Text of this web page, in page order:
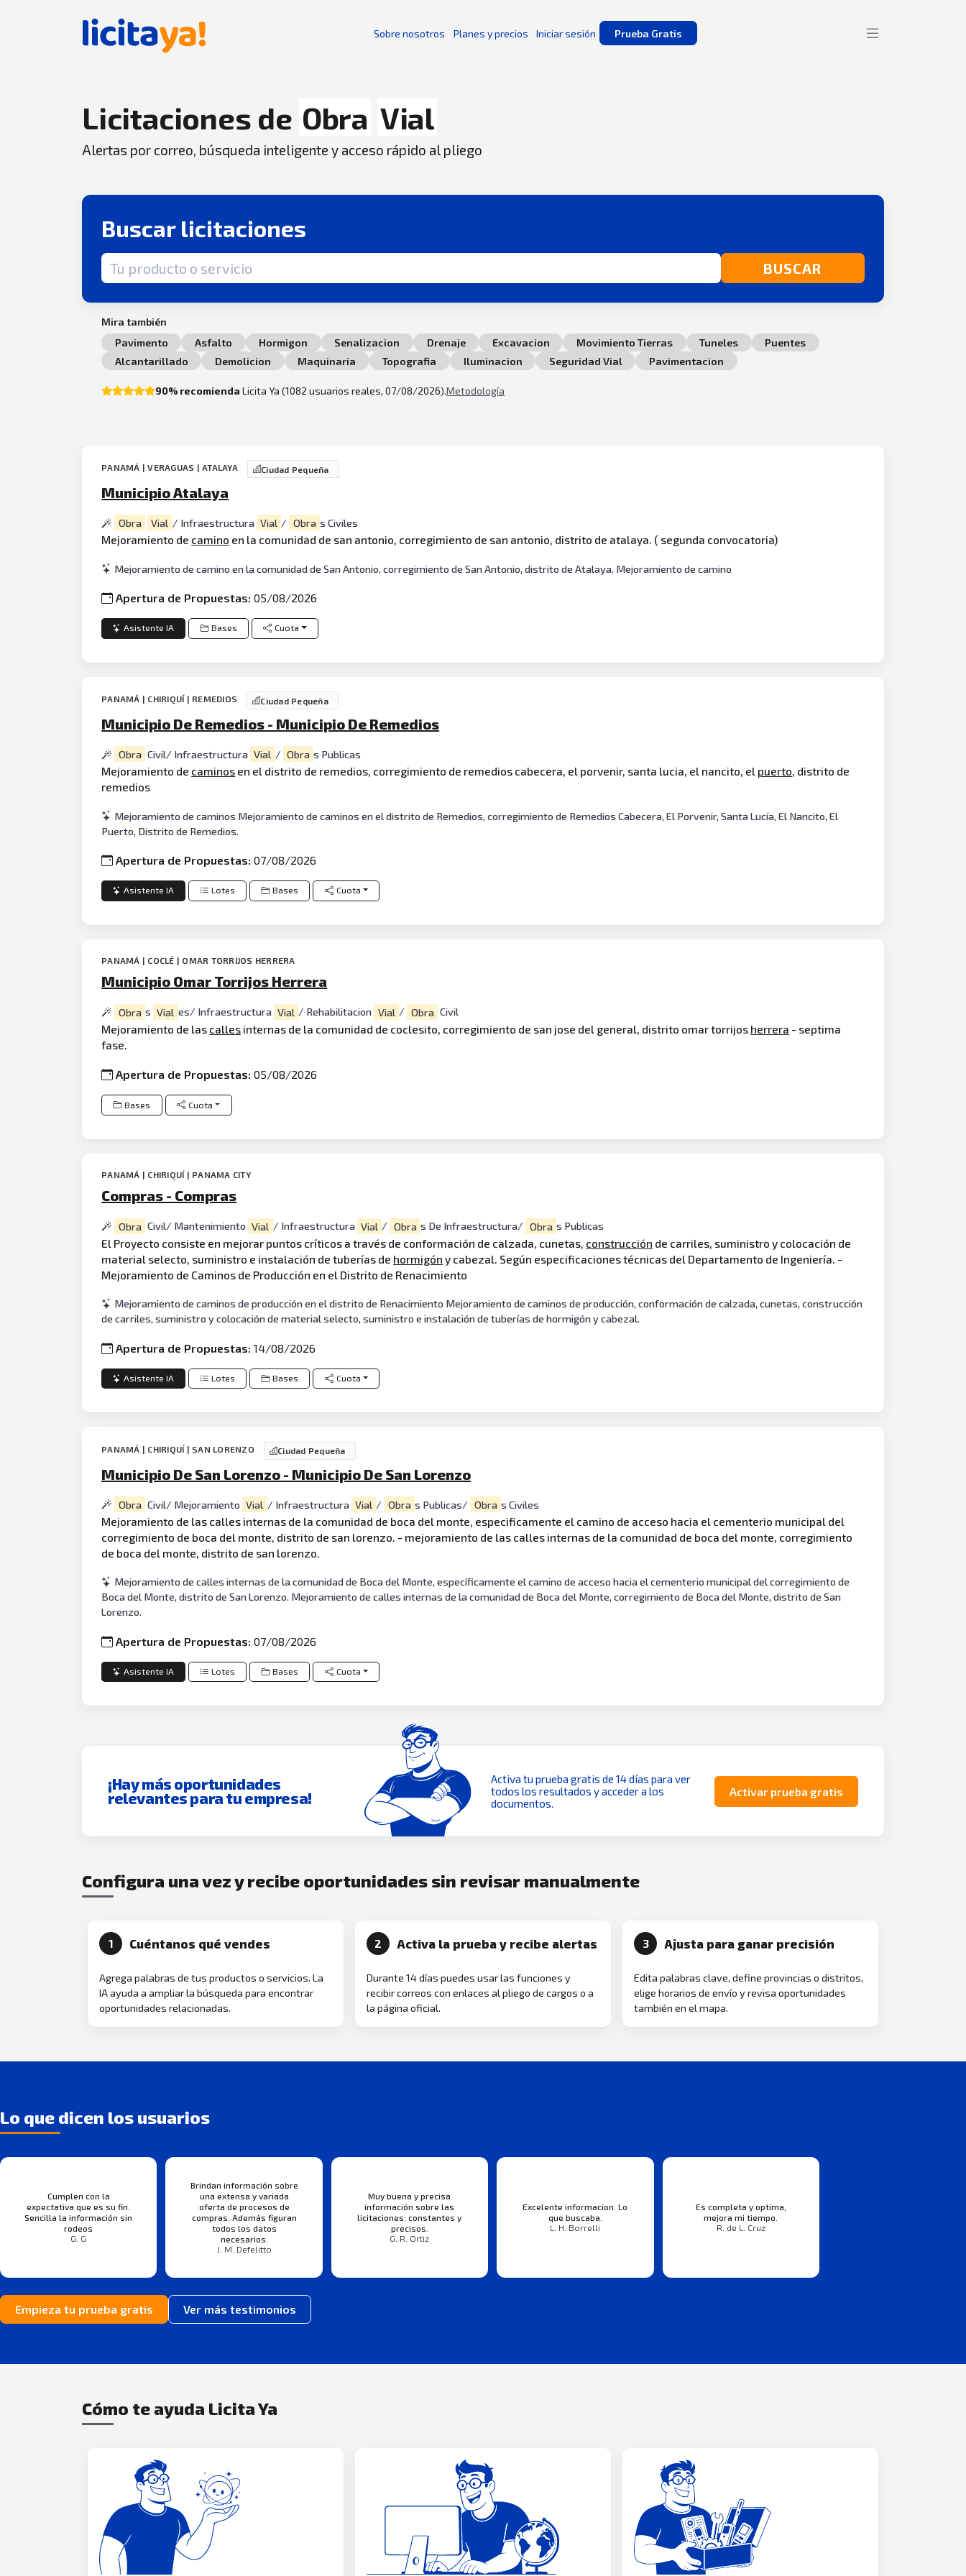
Sobre nosotros Planes y precios Iniciar sesión Prueba Gratis
Licitaciones de Obra Vial
Alertas por correo, búsqueda inteligente y acceso rápido al pliego
Buscar licitaciones
Término de búsqueda BUSCAR
Mira también
Pavimento
Asfalto Hormigon Senalizacion Drenaje Excavacion Movimiento Tierras Tuneles
Puentes
Alcantarillado
Demolicion Maquinaria Topografia Iluminacion Seguridad Vial Pavimentacion
90% recomienda Licita Ya (1082 usuarios reales, 07/08/2026).Metodología
PANAMÁ | VERAGUAS | ATALAYA Ciudad Pequeña
Municipio Atalaya
Obra Vial / Infraestructura Vial / Obra s Civiles
Mejoramiento de camino en la comunidad de san antonio, corregimiento de san antonio, distrito de atalaya. ( segunda convocatoria)
Mejoramiento de camino en la comunidad de San Antonio, corregimiento de San Antonio, distrito de Atalaya. Mejoramiento de camino
Apertura de Propuestas:05/08/2026
Asistente IA Bases Cuota
PANAMÁ | CHIRIQUÍ | REMEDIOS Ciudad Pequeña
Municipio De Remedios - Municipio De Remedios
Obra Civil/ Infraestructura Vial / Obra s Publicas
Mejoramiento de caminos en el distrito de remedios, corregimiento de remedios cabecera, el porvenir, santa lucia, el nancito, el puerto, distrito de
remedios
Mejoramiento de caminos Mejoramiento de caminos en el distrito de Remedios, corregimiento de Remedios Cabecera, El Porvenir, Santa Lucía, El Nancito, El
Puerto, Distrito de Remedios.
Apertura de Propuestas:07/08/2026
Asistente IA Lotes Bases Cuota
PANAMÁ | COCLÉ | OMAR TORRIJOS HERRERA
Municipio Omar Torrijos Herrera
Obra s Vial es/ Infraestructura Vial / Rehabilitacion Vial / Obra Civil
Mejoramiento de las calles internas de la comunidad de coclesito, corregimiento de san jose del general, distrito omar torrijos herrera - septima
fase.
Apertura de Propuestas:05/08/2026
Bases Cuota
PANAMÁ | CHIRIQUÍ | PANAMA CITY
Compras - Compras
Obra Civil/ Mantenimiento Vial / Infraestructura Vial / Obra s De Infraestructura/ Obra s Publicas
El Proyecto consiste en mejorar puntos críticos a través de conformación de calzada, cunetas, construcción de carriles, suministro y colocación de
material selecto, suministro e instalación de tuberías de hormigón y cabezal. Según especificaciones técnicas del Departamento de Ingeniería. -
Mejoramiento de Caminos de Producción en el Distrito de Renacimiento
Mejoramiento de caminos de producción en el distrito de Renacimiento Mejoramiento de caminos de producción, conformación de calzada, cunetas, construcción
de carriles, suministro y colocación de material selecto, suministro e instalación de tuberías de hormigón y cabezal.
Apertura de Propuestas:14/08/2026
Asistente IA Lotes Bases Cuota
PANAMÁ | CHIRIQUÍ | SAN LORENZO Ciudad Pequeña
Municipio De San Lorenzo - Municipio De San Lorenzo
Obra Civil/ Mejoramiento Vial / Infraestructura Vial / Obra s Publicas/ Obra s Civiles
Mejoramiento de las calles internas de la comunidad de boca del monte, especificamente el camino de acceso hacia el cementerio municipal del
corregimiento de boca del monte, distrito de san lorenzo. - mejoramiento de las calles internas de la comunidad de boca del monte, corregimiento
de boca del monte, distrito de san lorenzo.
Mejoramiento de calles internas de la comunidad de Boca del Monte, específicamente el camino de acceso hacia el cementerio municipal del corregimiento de
Boca del Monte, distrito de San Lorenzo. Mejoramiento de calles internas de la comunidad de Boca del Monte, corregimiento de Boca del Monte, distrito de San
Lorenzo.
Apertura de Propuestas:07/08/2026
Asistente IA Lotes Bases Cuota
¡Hay más oportunidades
relevantes para tu empresa!
Activa tu prueba gratis de 14 días para ver
todos los resultados y acceder a los
documentos.
Activar prueba gratis
Configura una vez y recibe oportunidades sin revisar manualmente
1 Cuéntanos qué vendes
Agrega palabras de tus productos o servicios. La
IA ayuda a ampliar la búsqueda para encontrar
oportunidades relacionadas.
2 Activa la prueba y recibe alertas
Durante 14 días puedes usar las funciones y
recibir correos con enlaces al pliego de cargos o a
la página oficial.
3 Ajusta para ganar precisión
Edita palabras clave, define provincias o distritos,
elige horarios de envío y revisa oportunidades
también en el mapa.
Lo que dicen los usuarios
Cumplen con la
expectativa que es su fin.
Sencilla la información sin
rodeos
G. G
Brindan información sobre
una extensa y variada
oferta de procesos de
compras. Además figuran
todos los datos
necesarios.
J. M. Defelitto
Muy buena y precisa
información sobre las
licitaciones: constantes y
precisos.
G. R. Ortiz
Excelente informacion. Lo
que buscaba.
L. H. Borrelli
Es completa y optima,
mejora mi tiempo.
R. de L. Cruz
Empieza tu prueba gratis Ver más testimonios
Cómo te ayuda Licita Ya